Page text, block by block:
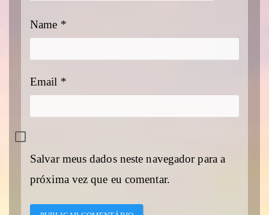
Name *
Email *
Salvar meus dados neste navegador para a
próxima vez que eu comentar.